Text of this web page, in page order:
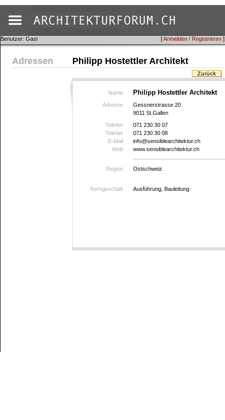
[Anmelden / Registrieren ]
Benutzer: Gast
Adressen Philipp Hostettler Architekt
Zurück
Name Philipp Hostettler Architekt
Adresse
Gessnerstrasse 20
9011 St.Gallen
Telefon
071 230 30 07
Telefax
071 230 30 08
E-Mail
info@sensiblearchitektur.ch
Web
www.sensiblearchitektur.ch
Region Ostschweiz
Kerngeschäft Ausführung, Bauleitung